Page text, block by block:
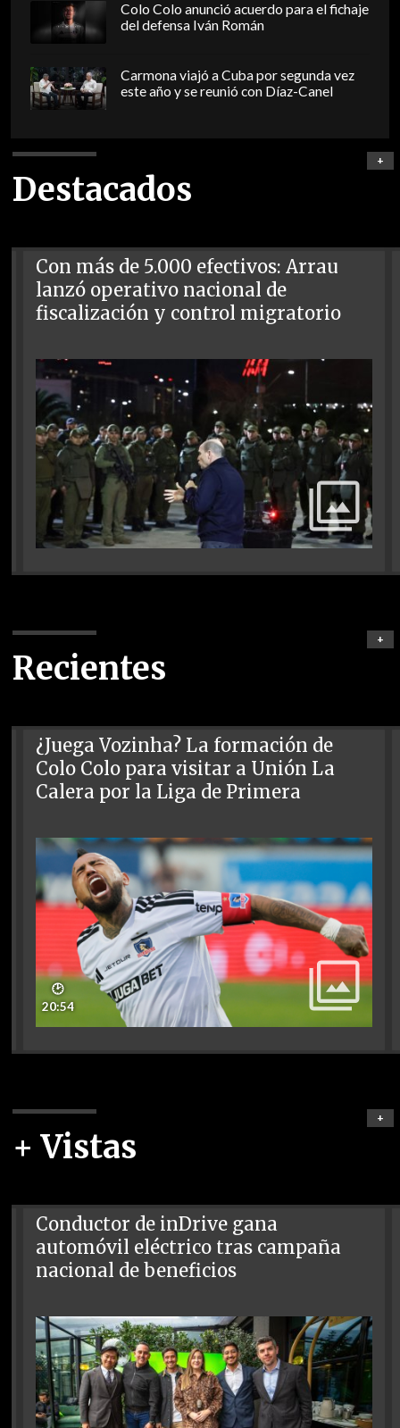
Colo Colo anunció acuerdo para el fichaje
del defensa Iván Román
Carmona viajó a Cuba por segunda vez
este año y se reunió con Díaz-Canel
Destacados
+
Con más de 5.000 efectivos: Arrau
lanzó operativo nacional de
fiscalización y control migratorio
Recientes
+
¿Juega Vozinha? La formación de
Colo Colo para visitar a Unión La
Calera por la Liga de Primera
🕑
20:54
+ Vistas
+
Conductor de inDrive gana
automóvil eléctrico tras campaña
nacional de beneficios